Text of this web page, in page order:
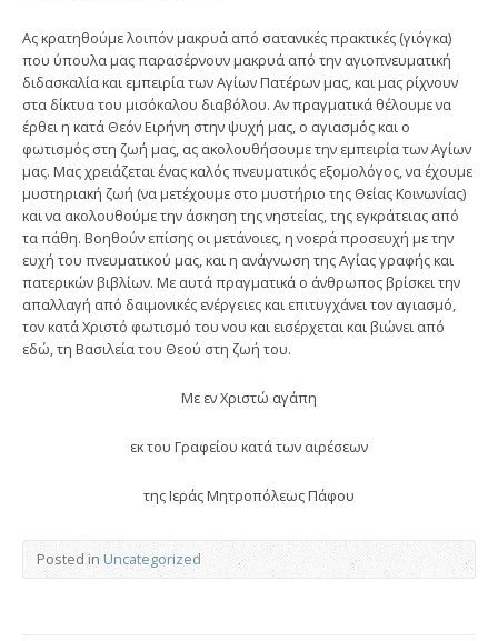
Ας κρατηθούμε λοιπόν μακρυά από σατανικές πρακτικές (γιόγκα)
που ύπουλα μας παρασέρνουν μακρυά από την αγιοπνευματική
διδασκαλία και εμπειρία των Αγίων Πατέρων μας, και μας ρίχνουν
στα δίκτυα του μισόκαλου διαβόλου. Αν πραγματικά θέλουμε να
έρθει η κατά Θεόν Ειρήνη στην ψυχή μας, ο αγιασμός και ο
φωτισμός στη ζωή μας, ας ακολουθήσουμε την εμπειρία των Αγίων
μας. Μας χρειάζεται ένας καλός πνευματικός εξομολόγος, να έχουμε
μυστηριακή ζωή (να μετέχουμε στο μυστήριο της Θείας Κοινωνίας)
και να ακολουθούμε την άσκηση της νηστείας, της εγκράτειας από
τα πάθη. Βοηθούν επίσης οι μετάνοιες, η νοερά προσευχή με την
ευχή του πνευματικού μας, και η ανάγνωση της Αγίας γραφής και
πατερικών βιβλίων. Με αυτά πραγματικά ο άνθρωπος βρίσκει την
απαλλαγή από δαιμονικές ενέργειες και επιτυγχάνει τον αγιασμό,
τον κατά Χριστό φωτισμό του νου και εισέρχεται και βιώνει από
εδώ, τη Βασιλεία του Θεού στη ζωή του.
Με εν Χριστώ αγάπη
εκ του Γραφείου κατά των αιρέσεων
της Ιεράς Μητροπόλεως Πάφου
Posted in Uncategorized